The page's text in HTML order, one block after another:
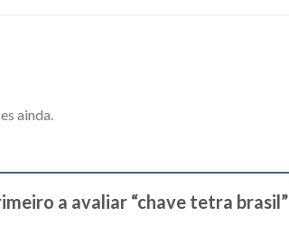
ainda.
a avaliar “chave tetra brasil”